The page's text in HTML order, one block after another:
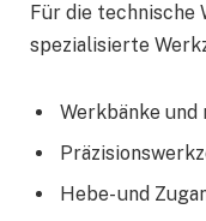
Für die technische
spezialisierte
Werkbänke
Hebe- und